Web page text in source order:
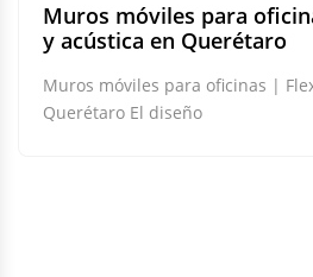
Muros móviles para
y acústica en Querétaro
Muros móviles para oficinas |
Querétaro El diseño